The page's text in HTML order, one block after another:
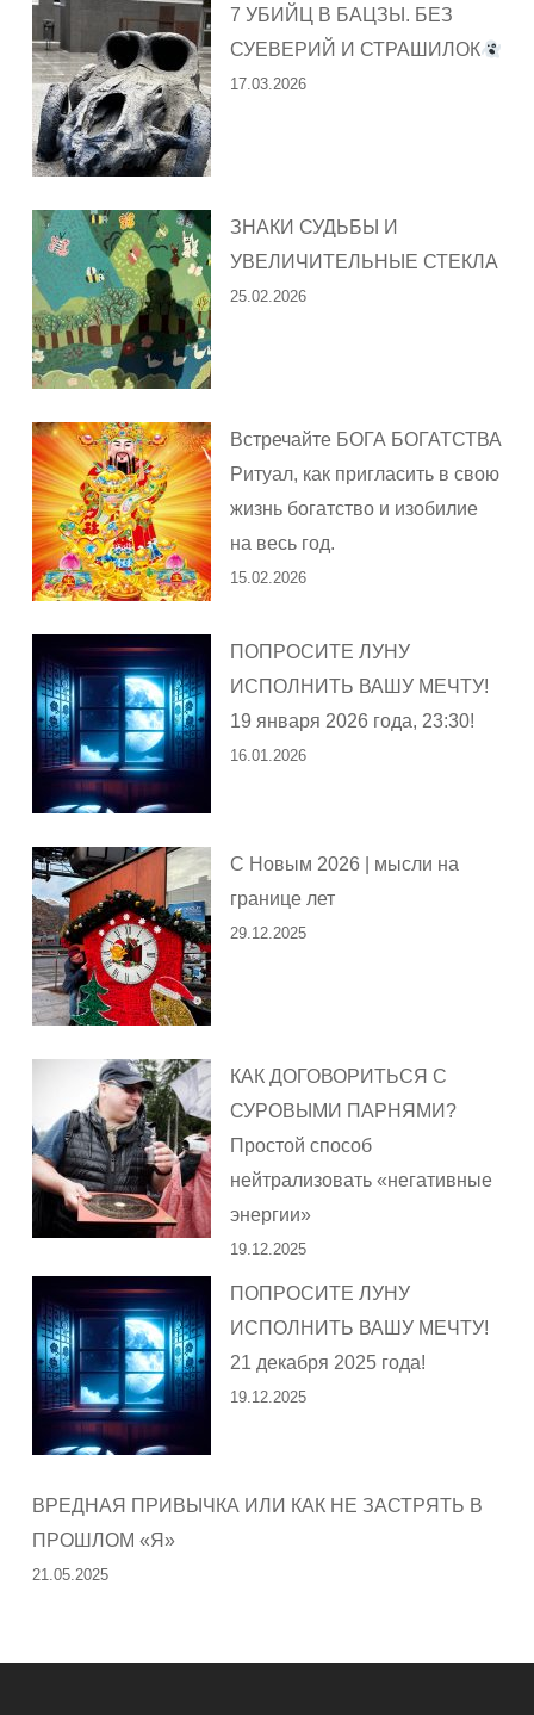
7 УБИЙЦ В БАЦЗЫ. БЕЗ
СУЕВЕРИЙ И СТРАШИЛОК
17.03.2026
ЗНАКИ СУДЬБЫ И
УВЕЛИЧИТЕЛЬНЫЕ СТЕКЛА
25.02.2026
Встречайте БОГА БОГАТСТВА
Ритуал, как пригласить в свою
жизнь богатство и изобилие
на весь год.
15.02.2026
ПОПРОСИТЕ ЛУНУ
ИСПОЛНИТЬ ВАШУ МЕЧТУ!
19 января 2026 года, 23:30!
16.01.2026
С Новым 2026 | мысли на
границе лет
29.12.2025
КАК ДОГОВОРИТЬСЯ С
СУРОВЫМИ ПАРНЯМИ?
Простой способ
нейтрализовать «негативные
энергии»
19.12.2025
ПОПРОСИТЕ ЛУНУ
ИСПОЛНИТЬ ВАШУ МЕЧТУ!
21 декабря 2025 года!
19.12.2025
ВРЕДНАЯ ПРИВЫЧКА ИЛИ КАК НЕ ЗАСТРЯТЬ В
ПРОШЛОМ «Я»
21.05.2025